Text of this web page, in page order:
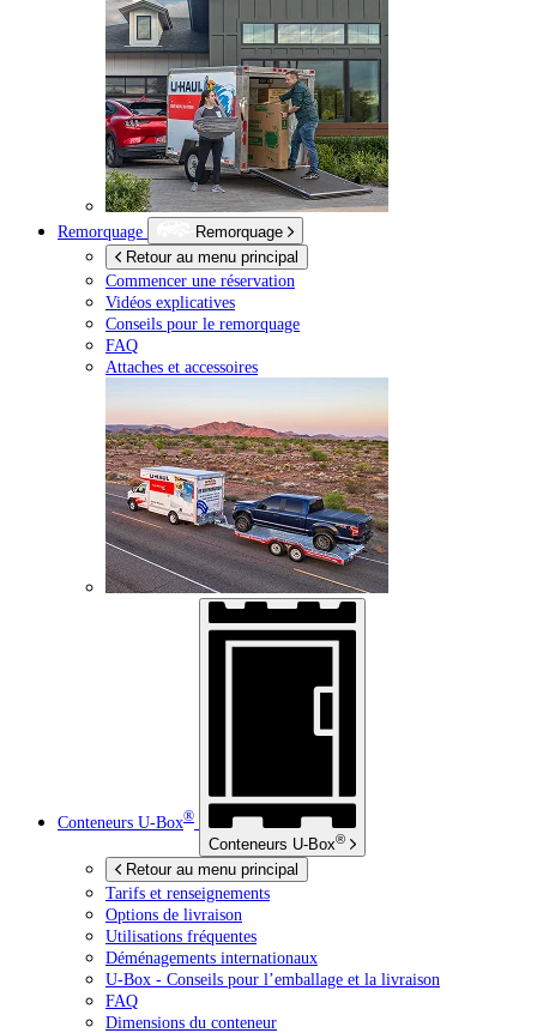
Remorquage
Remorquage
Retour au menu principal
Commencer une réservation
Vidéos explicatives
Conseils pour le remorquage
FAQ
Attaches et accessoires
Conteneurs U-Box®
Conteneurs U-Box®
Retour au menu principal
Tarifs et renseignements
Options de livraison
Utilisations fréquentes
Déménagements internationaux
U-Box - Conseils pour l’emballage et la livraison
FAQ
Dimensions du conteneur